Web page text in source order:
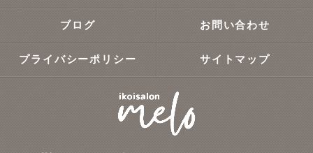
ブログ お問い合わせ
プライバシーポリシー サイトマップ